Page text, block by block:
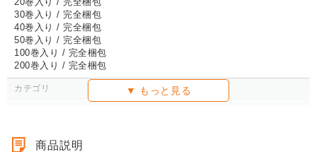
30巻入り / 完全梱包
40巻入り / 完全梱包
50巻入り / 完全梱包
100巻入り / 完全梱包
200巻入り / 完全梱包
カテゴリ
商品説明